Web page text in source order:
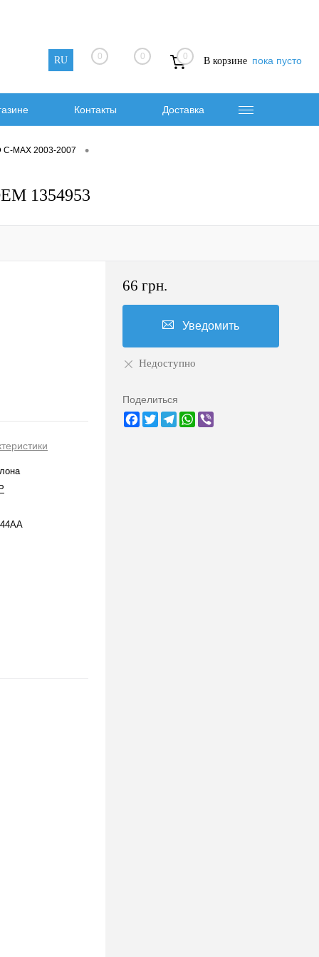
RU 0 0 0 В корзине пока пусто
Контакты Доставка
C-MAX 2003-2007 •
1354953
66 грн.
Уведомить
Недоступно
Поделиться
Facebook
TwitterTelegramWhatsApp